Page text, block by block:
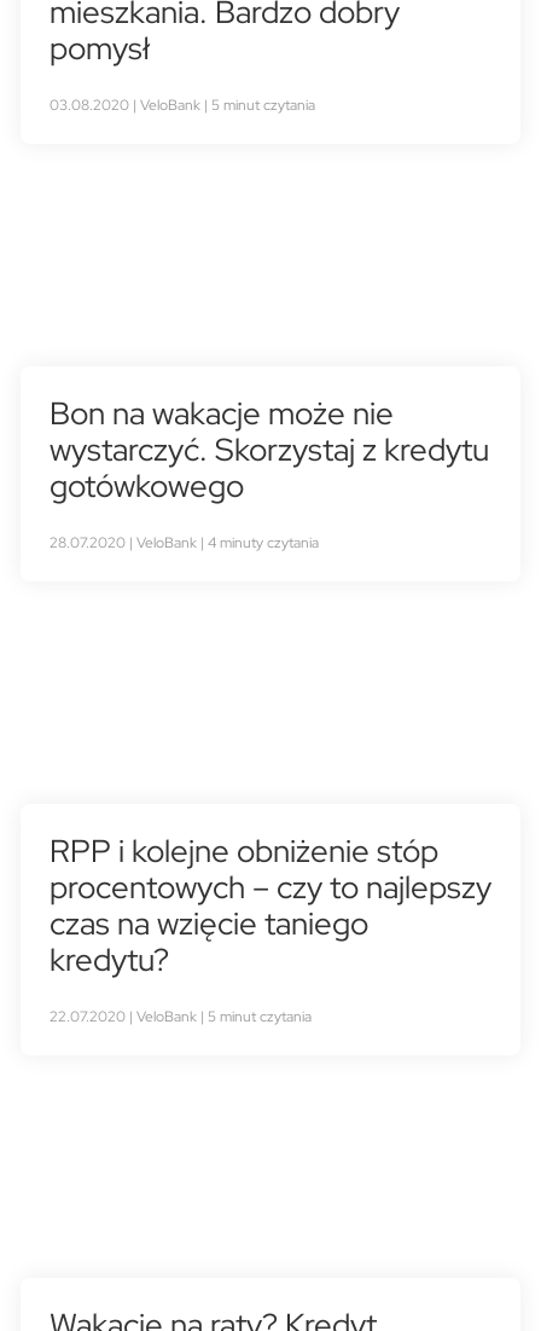
mieszkania. Bardzo dobry
pomysł
03.08.2020 | VeloBank | 5 minut czytania
Bon na wakacje może nie
wystarczyć. Skorzystaj z kredytu
gotówkowego
28.07.2020 | VeloBank | 4 minuty czytania
RPP i kolejne obniżenie stóp
procentowych – czy to najlepszy
czas na wzięcie taniego
kredytu?
22.07.2020 | VeloBank | 5 minut czytania